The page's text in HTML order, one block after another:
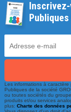
Une
Publiques
Les informations à
Publiques de la société
ou toutes sociétés du
produits et/ou services
plus:Charte des données